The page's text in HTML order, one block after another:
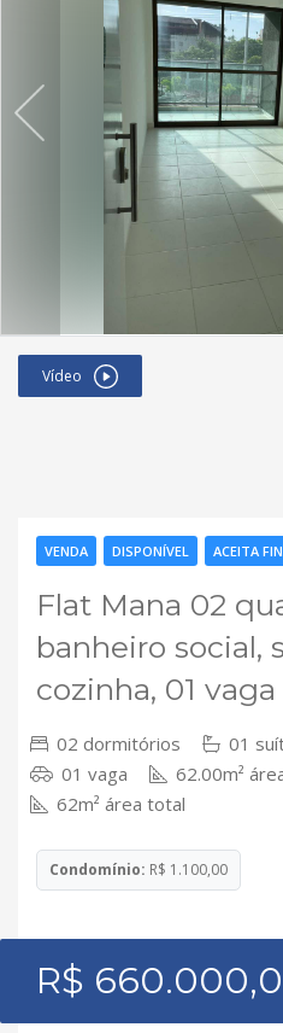
Negocie seu imóvel
Imóveis favoritos
Contato
Vídeo
VENDA DISPONÍVEL ACEITA
Flat Mana 02
banheiro social,
cozinha, 01 vaga
02 dormitórios 01
01 vaga
62.00m²
62m² área total
Condomínio: R$ 1.100,00
R$